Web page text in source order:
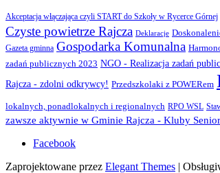
Akceptacja włączająca czyli START do Szkoły w Rycerce Górnej
Czyste powietrze Rajcza Deklaracje
Gazeta gminna Gospodarka Komunalna
zadań publicznych 2023 NGO - Realizacja zadań
Rajcza - zdolni odkrywcy! Przedszkolaki z POWERem
lokalnych, ponadlokalnych i regionalnych RPO WSL
zawsze aktywnie w Gminie Rajcza - Kluby
Facebook
Zaprojektowane przez Elegant Themes |